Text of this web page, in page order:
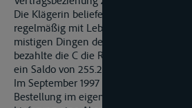
Die Klägerin belieferte das
regelmäßig mit Lebensmitteln,
mistigen Dingen des täglichen Bedarfs.
bezahlte die C die Rechnungen dafür
ein Saldo von 255.20.8,53 hfl.
Im September 1997 gab die Beklagte
Bestellung im eigenen Namen auf und